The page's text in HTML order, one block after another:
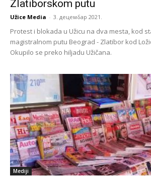
Zlatiborskom putu
Užice Media - 3. децембар 2021.
Protest i blokada u Užicu na dva mesta, kod
magistralnom putu Beograd - Zlatibor kod
Okupilo se preko hiljadu Užičana.
Mediji